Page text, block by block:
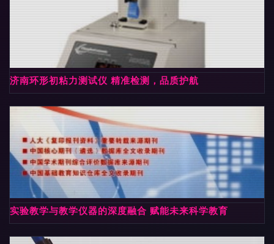
济南环形初粘力测试仪 精准检测，品质护航
实验教学与教学仪器的深度融合 赋能未来科学教育